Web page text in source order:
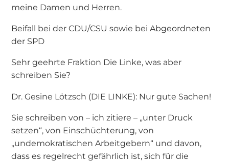
meine Damen und Herren.
Beifall bei der CDU/CSU sowie bei Abgeordneten
der SPD
Sehr geehrte Fraktion Die Linke, was aber
schreiben Sie?
Dr. Gesine Lötzsch (DIE LINKE): Nur gute Sachen!
Sie schreiben von – ich zitiere – „unter Druck
setzen“, von Einschüchterung, von
„undemokratischen Arbeitgebern“ und davon,
dass es regelrecht gefährlich ist, sich für die